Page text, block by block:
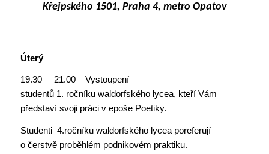
Křejpského 1501, Praha 4, metro Opatov
Úterý
19.30 – 21.00 Vystoupení
studentů 1. ročníku waldorfského lycea, kteří Vám
představí svoji práci v epoše Poetiky.
Studenti 4.ročníku waldorfského lycea poreferují
o čerstvě proběhlém podnikovém praktiku.